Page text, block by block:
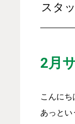
スタ
2月
こんに
あっとい